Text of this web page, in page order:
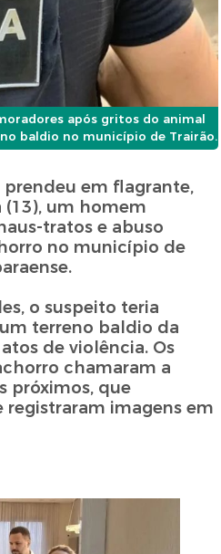
após gritos do animal
baldio no município de Trairão.
prendeu em flagrante,
um homem
tratos e abuso
no município de
o suspeito teria
terreno baldio da
de violência. Os
chamaram a
próximos, que
registraram imagens em